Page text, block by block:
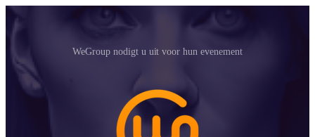
WeGroup nodigt u uit voor hun evenement